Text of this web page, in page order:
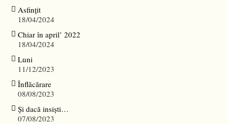
Asfințit
18/04/2024
Chiar în april’ 2022
18/04/2024
Luni
11/12/2023
Înflăcărare
08/08/2023
Și dacă insiști…
07/08/2023